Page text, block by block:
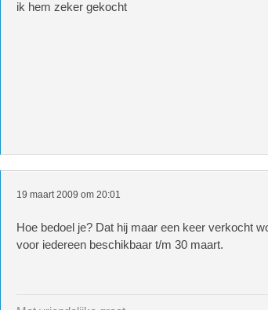
ik hem zeker gekocht
19 maart 2009 om 20:01
Hoe bedoel je? Dat hij maar een keer verkocht
voor iedereen beschikbaar t/m 30 maart.